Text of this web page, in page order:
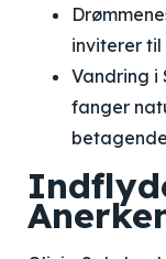
inviterer til
Vandring i
fanger